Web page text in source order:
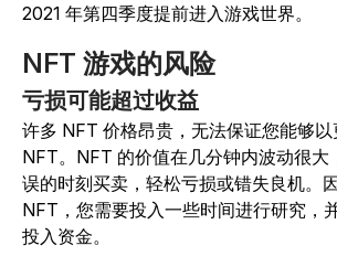
2021 年第四季度提前进入游戏世界。
NFT 游戏的风险
亏损可能超过收益
许多 NFT 价格昂贵，无法保证您能够
NFT。NFT 的价值在几分钟内波动很大
误的时刻买卖，轻松亏损或错失良机。
NFT，您需要投入一些时间进行研究，
投入资金。